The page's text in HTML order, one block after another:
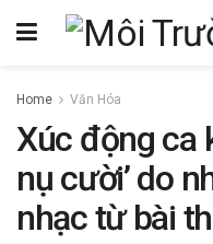
Home Văn Hóa
Xúc động ca
nụ cười’ do
nhạc từ bài